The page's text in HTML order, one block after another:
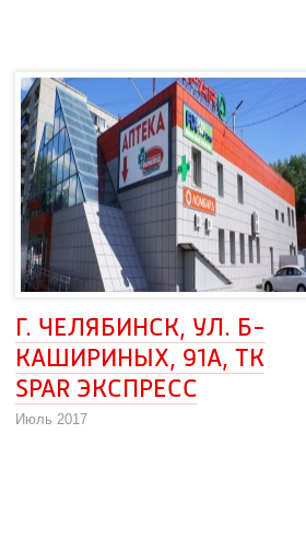
Г. ЧЕЛЯБИНСК, УЛ. Б-
КАШИРИНЫХ, 91А, ТК
SPAR ЭКСПРЕСС
Июль 2017